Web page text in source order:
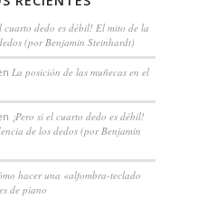
cuarto dedo es débil! El mito de la
(por Benjamin Steinhardt)
La posición de las muñecas en el
¡Pero si el cuarto dedo es débil!
de los dedos (por Benjamin
hacer una «alfombra-teclado
de piano